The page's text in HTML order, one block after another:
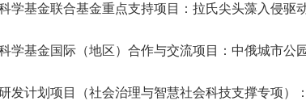
学基金联合基金重点支持项目：拉氏尖头藻入侵驱
学基金国际（地区）合作与交流项目：中俄城市公
发计划项目（社会治理与智慧社会科技支撑专项）